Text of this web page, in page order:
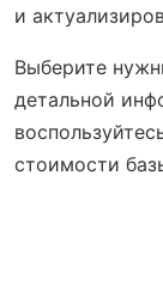
и
Выберите
детальной
стоимости